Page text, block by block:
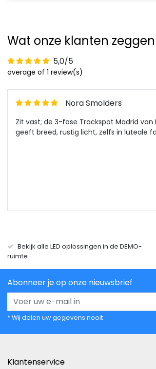
Wat onze klanten zeggen
5,0/5
average of 1 review(s)
Nora Smolders
Zit vast; de 3-fase Trackspot Madrid van
geeft breed, rustig licht, zelfs in luteale
Bekijk alle LED oplossingen in de DEMO-
ruimte
Abonneer je op onze nieuwsbrief
* Wij delen uw gegevens nooit
Klantenservice